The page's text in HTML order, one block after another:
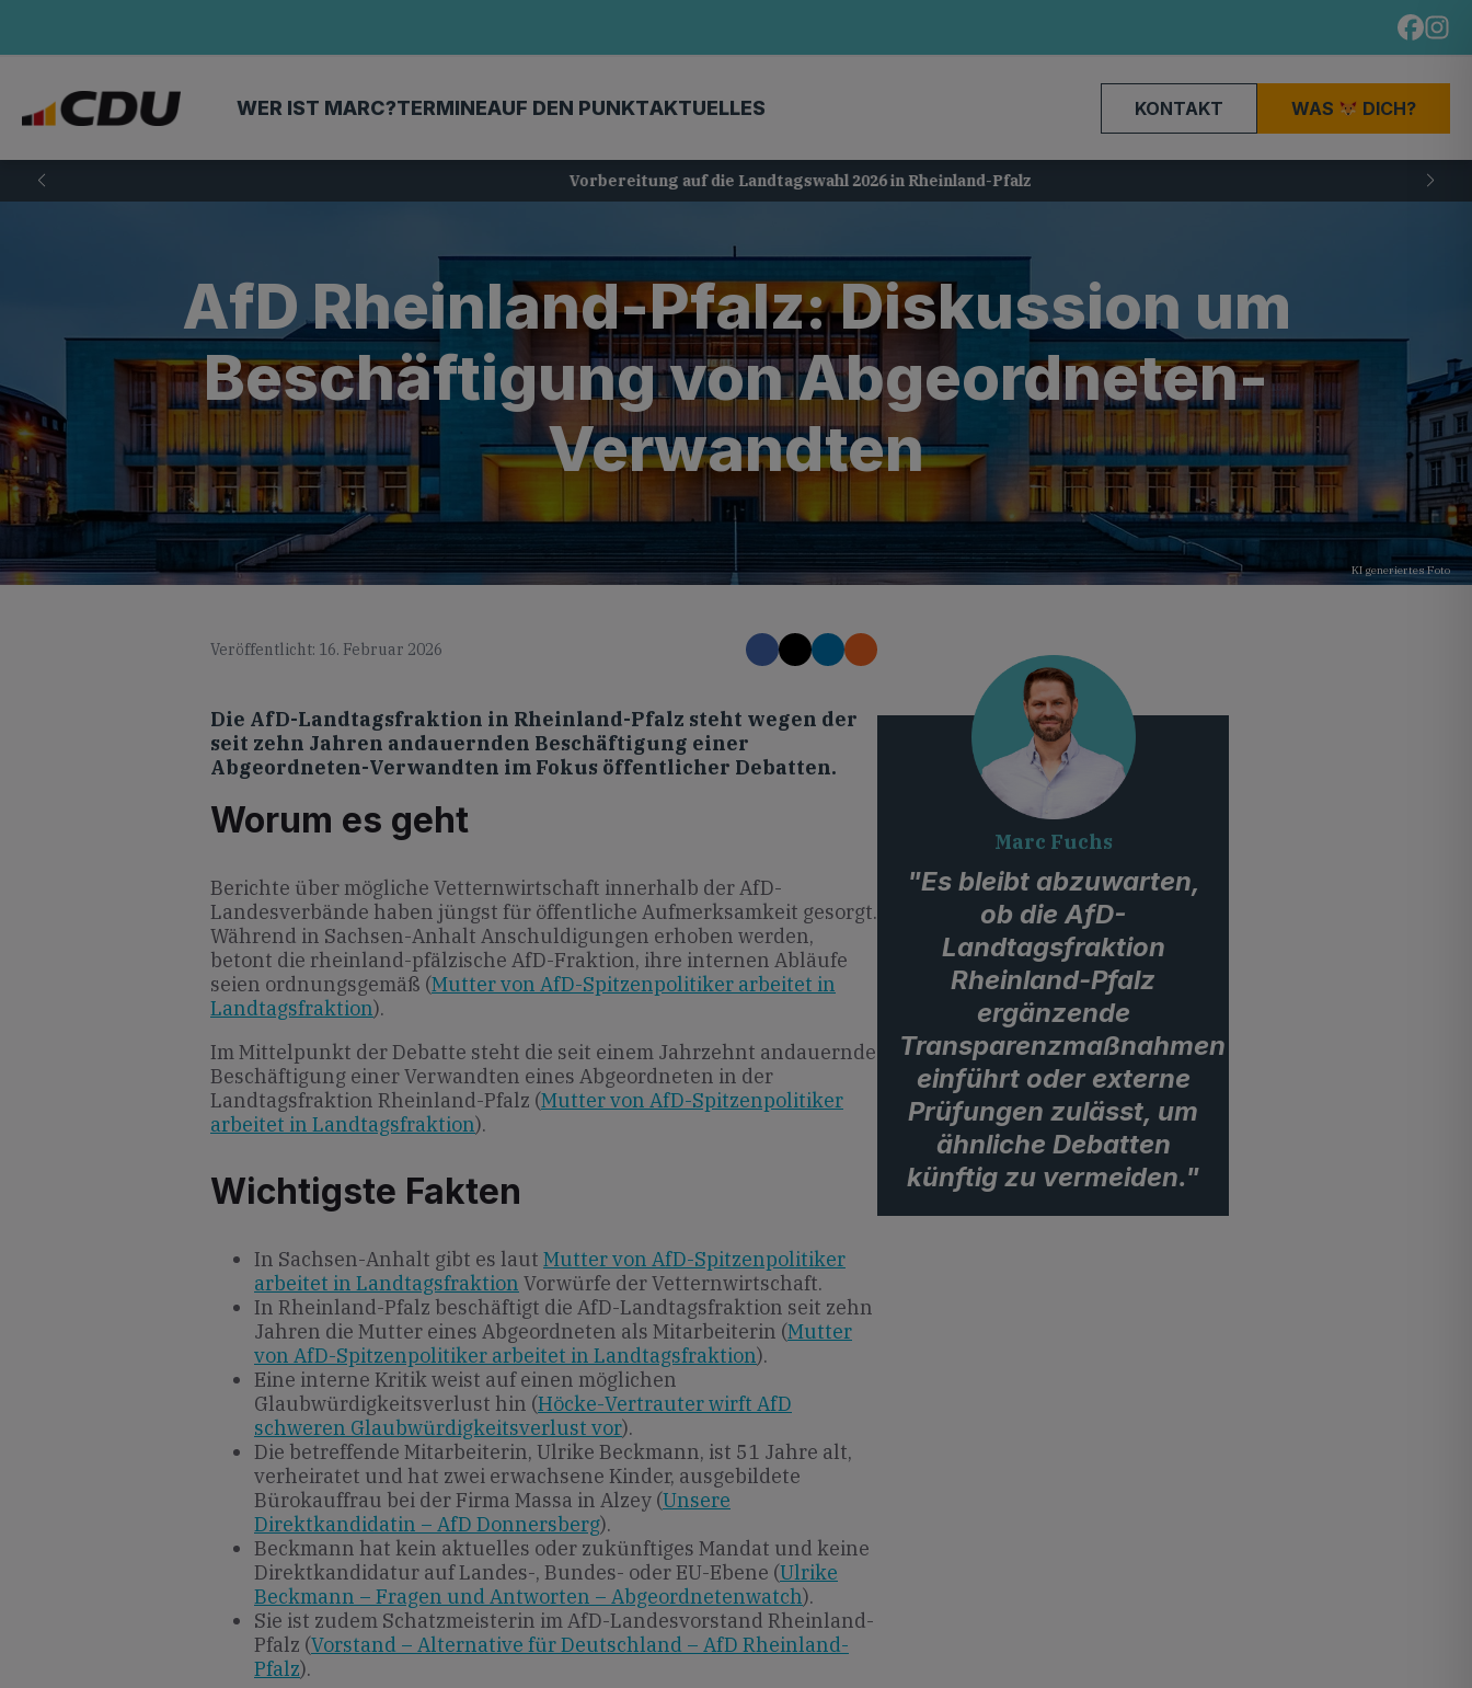
WER IST MARC?TERMINEAUF DEN PUNKTAKTUELLES KONTAKT WAS DICH?
Vorbereitung auf die Landtagswahl 2026 in Rheinland-Pfalz
AfD Rheinland-Pfalz: Diskussion um
Beschäftigung von Abgeordneten-
Verwandten
KI generiertes Foto
Veröffentlicht: 16. Februar 2026
Die AfD-Landtagsfraktion in Rheinland-Pfalz steht wegen der
seit zehn Jahren andauernden Beschäftigung einer
Abgeordneten-Verwandten im Fokus öffentlicher Debatten.
Worum es geht
Berichte über mögliche Vetternwirtschaft innerhalb der AfD-
Landesverbände haben jüngst für öffentliche Aufmerksamkeit gesorgt.
Während in Sachsen-Anhalt Anschuldigungen erhoben werden,
betont die rheinland-pfälzische AfD-Fraktion, ihre internen Abläufe
seien ordnungsgemäß (Mutter von AfD-Spitzenpolitiker arbeitet in
Landtagsfraktion).
Im Mittelpunkt der Debatte steht die seit einem Jahrzehnt andauernde
Beschäftigung einer Verwandten eines Abgeordneten in der
Landtagsfraktion Rheinland-Pfalz (Mutter von AfD-Spitzenpolitiker
arbeitet in Landtagsfraktion).
Wichtigste Fakten
In Sachsen-Anhalt gibt es laut Mutter von AfD-Spitzenpolitiker
arbeitet in Landtagsfraktion Vorwürfe der Vetternwirtschaft.
In Rheinland-Pfalz beschäftigt die AfD-Landtagsfraktion seit zehn
Jahren die Mutter eines Abgeordneten als Mitarbeiterin (Mutter
von AfD-Spitzenpolitiker arbeitet in Landtagsfraktion).
Eine interne Kritik weist auf einen möglichen
Glaubwürdigkeitsverlust hin (Höcke-Vertrauter wirft AfD
schweren Glaubwürdigkeitsverlust vor).
Die betreffende Mitarbeiterin, Ulrike Beckmann, ist 51 Jahre alt,
verheiratet und hat zwei erwachsene Kinder, ausgebildete
Bürokauffrau bei der Firma Massa in Alzey (Unsere
Direktkandidatin – AfD Donnersberg).
Beckmann hat kein aktuelles oder zukünftiges Mandat und keine
Direktkandidatur auf Landes-, Bundes- oder EU-Ebene (Ulrike
Beckmann – Fragen und Antworten – Abgeordnetenwatch).
Sie ist zudem Schatzmeisterin im AfD-Landesvorstand Rheinland-
Pfalz (Vorstand – Alternative für Deutschland – AfD Rheinland-
Pfalz).
Marc Fuchs
"Es bleibt abzuwarten,
ob die AfD-
Landtagsfraktion
Rheinland-Pfalz
ergänzende
Transparenzmaßnahmen
einführt oder externe
Prüfungen zulässt, um
ähnliche Debatten
künftig zu vermeiden."